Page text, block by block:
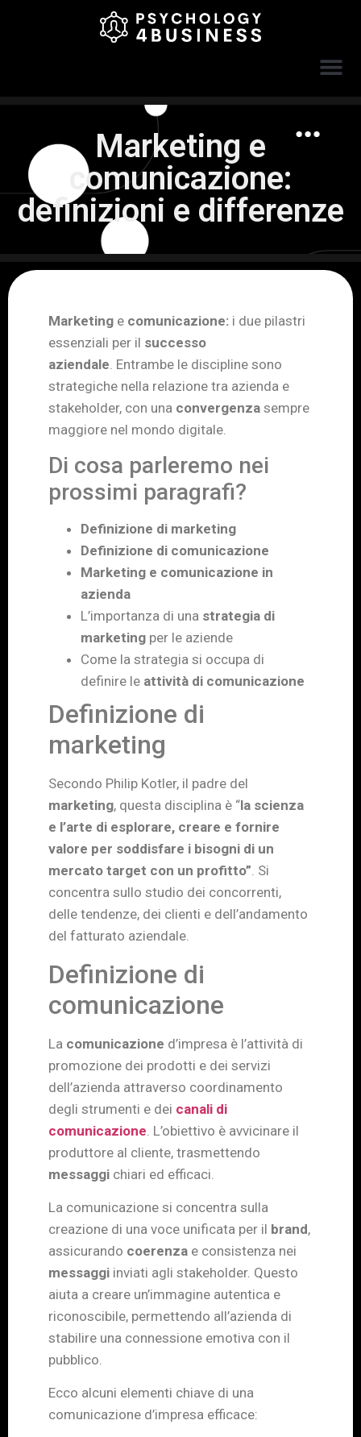
Marketing e
comunicazione:
definizioni e differenze
Marketing e comunicazione: i due pilastri
essenziali per il successo
aziendale . Entrambe le discipline sono
strategiche nella relazione tra azienda e
stakeholder, con una convergenza sempre
maggiore nel mondo digitale.
Di cosa parleremo nei
prossimi paragrafi?
Definizione di marketing
Definizione di comunicazione
Marketing e comunicazione in
azienda
L’importanza di una strategia di
marketing per le aziende
Come la strategia si occupa di
definire le attività di comunicazione
Definizione di
marketing
Secondo Philip Kotler, il padre del
marketing, questa disciplina è “la scienza
e l’arte di esplorare, creare e fornire
valore per soddisfare i bisogni di un
mercato target con un profitto”. Si
concentra sullo studio dei concorrenti,
delle tendenze, dei clienti e dell’andamento
del fatturato aziendale.
Definizione di
comunicazione
La comunicazione d’impresa è l’attività di
promozione dei prodotti e dei servizi
dell’azienda attraverso coordinamento
degli strumenti e dei canali di
comunicazione . L’obiettivo è avvicinare il
produttore al cliente, trasmettendo
messaggi chiari ed efficaci.
La comunicazione si concentra sulla
creazione di una voce unificata per il brand,
assicurando coerenza e consistenza nei
messaggi inviati agli stakeholder. Questo
aiuta a creare un’immagine autentica e
riconoscibile, permettendo all’azienda di
stabilire una connessione emotiva con il
pubblico.
Ecco alcuni elementi chiave di una
comunicazione d’impresa efficace: